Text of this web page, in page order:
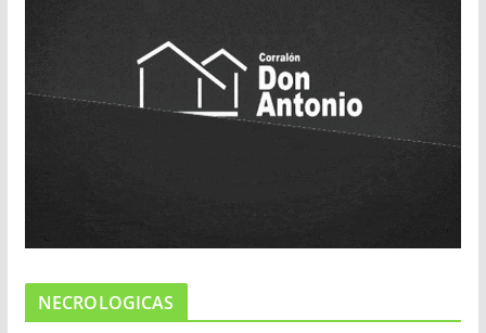
NECROLOGICAS